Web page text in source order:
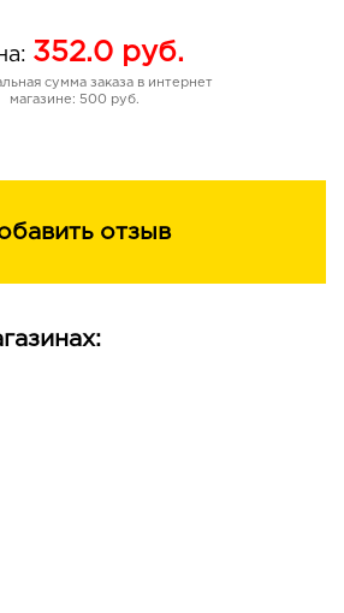
ASCORBIC ACID, DISODIUM
+/- P-PHENYLENEDIAMINE,
HCI, M-AMINOPHENOL,
EDTA, SODIUM STANNATE,
DIMETHICONOL, SILICONE
352.0 руб.
сумма заказа в интернет
магазине: 500 руб.
отзыв